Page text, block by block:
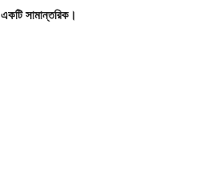
একটি সামান্তরিক।